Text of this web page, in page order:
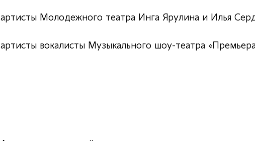
артисты Молодежного театра Инга Ярулина и Илья
артисты вокалисты Музыкального шоу-театра